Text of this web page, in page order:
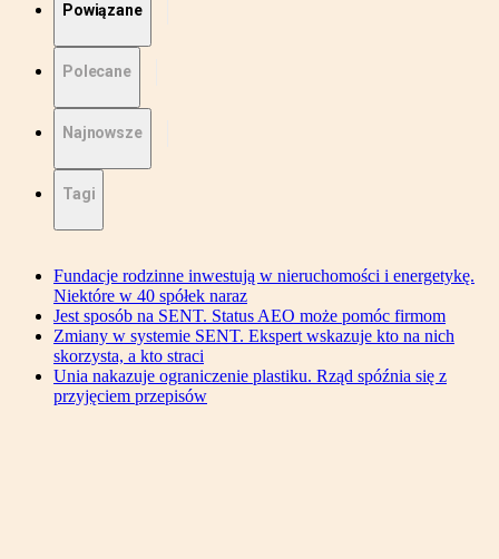
Powiązane
Polecane
Najnowsze
Tagi
Fundacje rodzinne inwestują w nieruchomości i energetykę.
Niektóre w 40 spółek naraz
Jest sposób na SENT. Status AEO może pomóc firmom
Zmiany w systemie SENT. Ekspert wskazuje kto na nich
skorzysta, a kto straci
Unia nakazuje ograniczenie plastiku. Rząd spóźnia się z
przyjęciem przepisów